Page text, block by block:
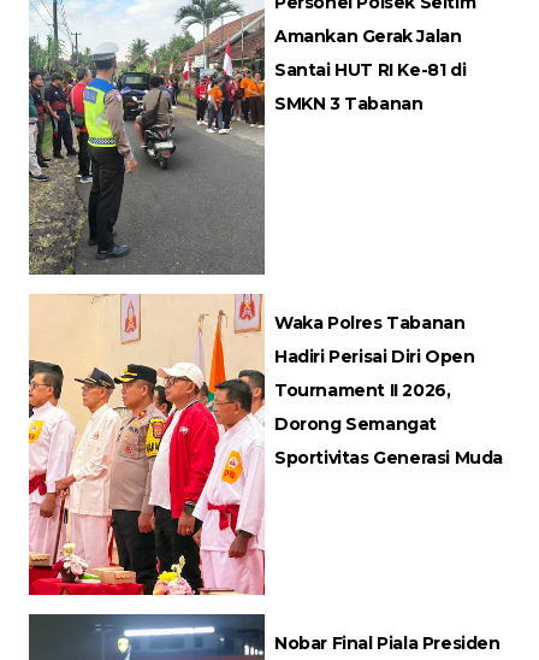
Amankan Gerak Jalan
Santai HUT RI Ke-81 di
SMKN 3 Tabanan
Waka Polres Tabanan
Hadiri Perisai Diri Open
Tournament II 2026,
Dorong Semangat
Sportivitas Generasi Muda
Nobar Final Piala Presiden